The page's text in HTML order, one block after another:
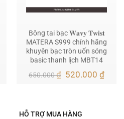
Bông tai bạc 𝐖𝐚𝐯𝐲 𝐓𝐰𝐢𝐬𝐭
MATERA S999 chính hãng
khuyên bạc tròn uốn sóng
basic thanh lịch MBT14
650.000₫ Giá
520.000₫Giá
HỖ TRỢ MUA HÀNG